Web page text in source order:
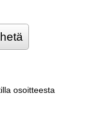
osoitteesta